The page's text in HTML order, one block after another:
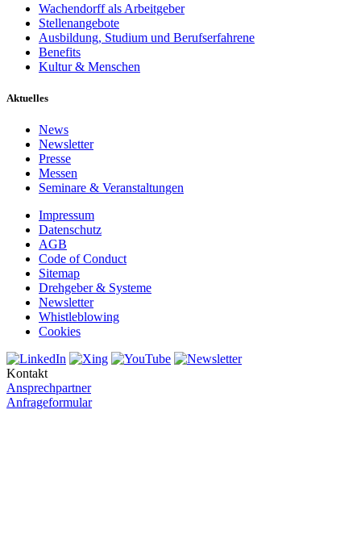
Wachendorff als Arbeitgeber
Stellenangebote
Ausbildung, Studium und Berufserfahrene
Benefits
Kultur & Menschen
Aktuelles
News
Newsletter
Presse
Messen
Seminare & Veranstaltungen
Impressum
Datenschutz
AGB
Code of Conduct
Sitemap
Drehgeber & Systeme
Newsletter
Whistleblowing
Cookies
Kontakt
Ansprechpartner
Anfrageformular